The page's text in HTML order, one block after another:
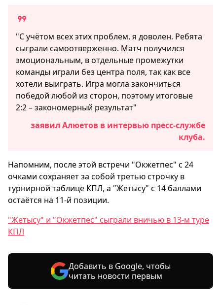
"С учётом всех этих проблем, я доволен. Ребята
сыграли самоотверженно. Матч получился
эмоциональным, в отдельные промежутки
команды играли без центра поля, так как все
хотели выиграть. Игра могла закончиться
победой любой из сторон, поэтому итоговые
2:2 – закономерный результат"
заявил Алюетов в интервью пресс-службе
клуба.
Напомним, после этой встречи "Окжетпес" с 24
очками сохраняет за собой третью строчку в
турнирной таблице КПЛ, а "Жетысу" с 14 баллами
остаётся на 11-й позиции.
"Жетысу" и "Окжетпес" сыграли вничью в 13-м туре
КПЛ
Добавить в Google, чтобы
читать новости первым